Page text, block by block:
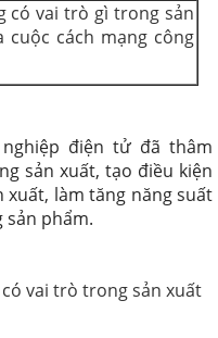
có vai trò gì trong sản
cuộc cách mạng công
điện tử đã thâm
sản xuất, tạo điều kiện
xuất, làm tăng năng suất
sản phẩm.
vai trò trong sản xuất